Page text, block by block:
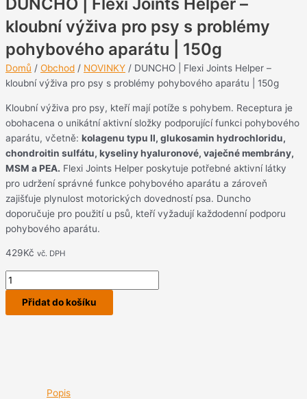
kloubní výživa pro psy s problémy
pohybového aparátu | 150g
Domů / Obchod / NOVINKY / DUNCHO | Flexi Joints Helper –
kloubní výživa pro psy s problémy pohybového aparátu | 150g
Kloubní výživa pro psy, kteří mají potíže s pohybem. Receptura je
obohacena o unikátní aktivní složky podporující funkci pohybového
aparátu, včetně: kolagenu typu II, glukosamin hydrochloridu,
chondroitin sulfátu, kyseliny hyaluronové, vaječné membrány,
MSM a PEA. Flexi Joints Helper poskytuje potřebné aktivní látky
pro udržení správné funkce pohybového aparátu a zároveň
zajišťuje plynulost motorických dovedností psa. Duncho
doporučuje pro použití u psů, kteří vyžadují každodenní podporu
pohybového aparátu.
429Kč vč. DPH
Přidat do košíku
Popis